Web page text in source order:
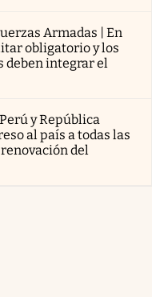
Armadas | En
obligatorio y los
deben integrar el
y República
al país a todas las
del